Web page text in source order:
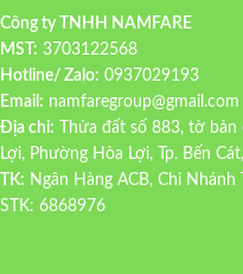
Công ty TNHH NAMFARE
MST: 3703122568
Hotline/ Zalo: 0937029193
Email: namfaregroup@gmail.com
Địa chỉ: Thửa đất số 883, tờ
Lợi, Phường Hòa Lợi, Tp. Bến
TK: Ngân Hàng ACB, Chi
STK: 6868976